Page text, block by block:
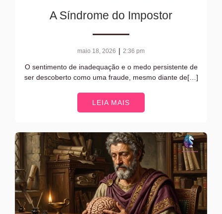
A Síndrome do Impostor
maio 18, 2026 | 2:36 pm
O sentimento de inadequação e o medo persistente de
ser descoberto como uma fraude, mesmo diante de[…]
LEIA MAIS